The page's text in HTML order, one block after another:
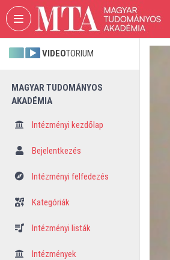
Fejléc kihagyása Menü kihagyása Tartalom
VIDEOTORIUM
MAGYAR TUDOMÁNYOS
AKADÉMIA
Intézményi kezdőlap
Bejelentkezés
Intézményi felfedezés
Kategóriák
Intézményi listák
Intézmények